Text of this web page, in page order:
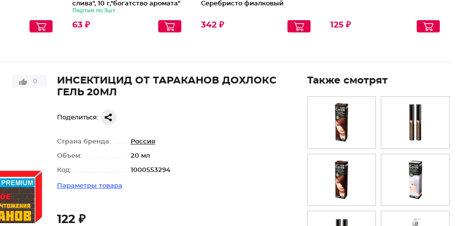
слива", 10 г,"богатство аромата"
Партия по 3шт
63 ₽
Серебристо фиалковый
342 ₽ 125 ₽
0
ИНСЕКТИЦИД ОТ ТАРАКАНОВ ДОХЛОКС
ГЕЛЬ 20МЛ
Поделиться:
Страна бренда: Россия
Объем: 20 мл
Код: 1000553294
Параметры товара
122 ₽
Также смотрят